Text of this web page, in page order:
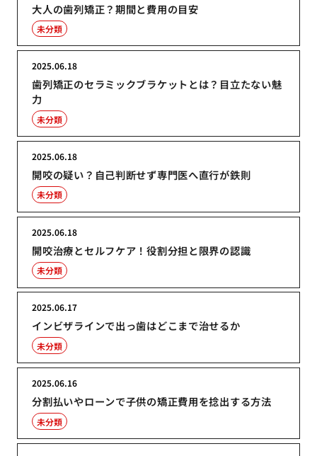
大人の歯列矯正？期間と費用の目安
未分類
歯列矯正のセラミックブラケットとは？目立たない魅
力
2025.06.18
未分類
開咬の疑い？自己判断せず専門医へ直行が鉄則
2025.06.18
未分類
開咬治療とセルフケア！役割分担と限界の認識
2025.06.18
未分類
インビザラインで出っ歯はどこまで治せるか
2025.06.17
未分類
分割払いやローンで子供の矯正費用を捻出する方法
2025.06.16
未分類